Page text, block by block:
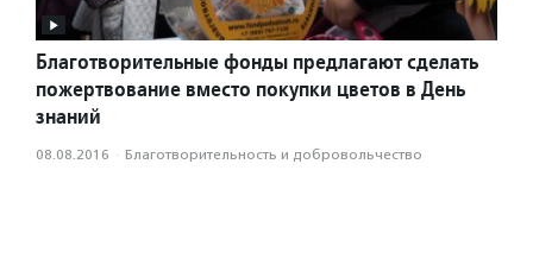
Благотворительные фонды предлагают сделать
пожертвование вместо покупки цветов в День
знаний
08.08.2016 · Благотвори­тель­ность и доброволь­чест­во